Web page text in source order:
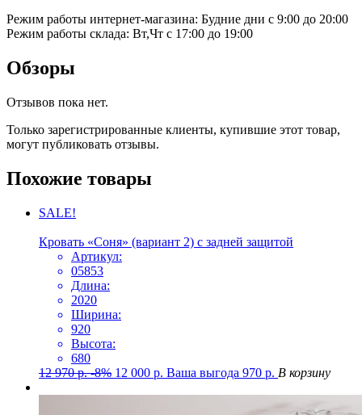
Режим работы интернет-магазина: Будние дни с 9:00 до 20:00
Режим работы склада: Вт,Чт с 17:00 до 19:00
Обзоры
Отзывов пока нет.
Только зарегистрированные клиенты, купившие этот товар,
могут публиковать отзывы.
Похожие товары
SALE!
Кровать «Соня» (вариант 2) с задней защитой
Артикул:
05853
Длина:
2020
Ширина:
920
Высота:
680
12 970р. -8% 12 000 р. Ваша выгода 970 р. В корзину